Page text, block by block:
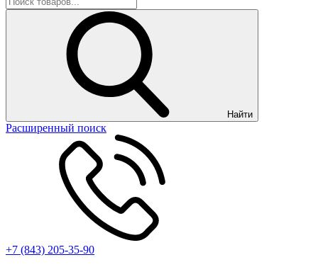
Найти
Расширенный поиск
+7 (843) 205-35-90